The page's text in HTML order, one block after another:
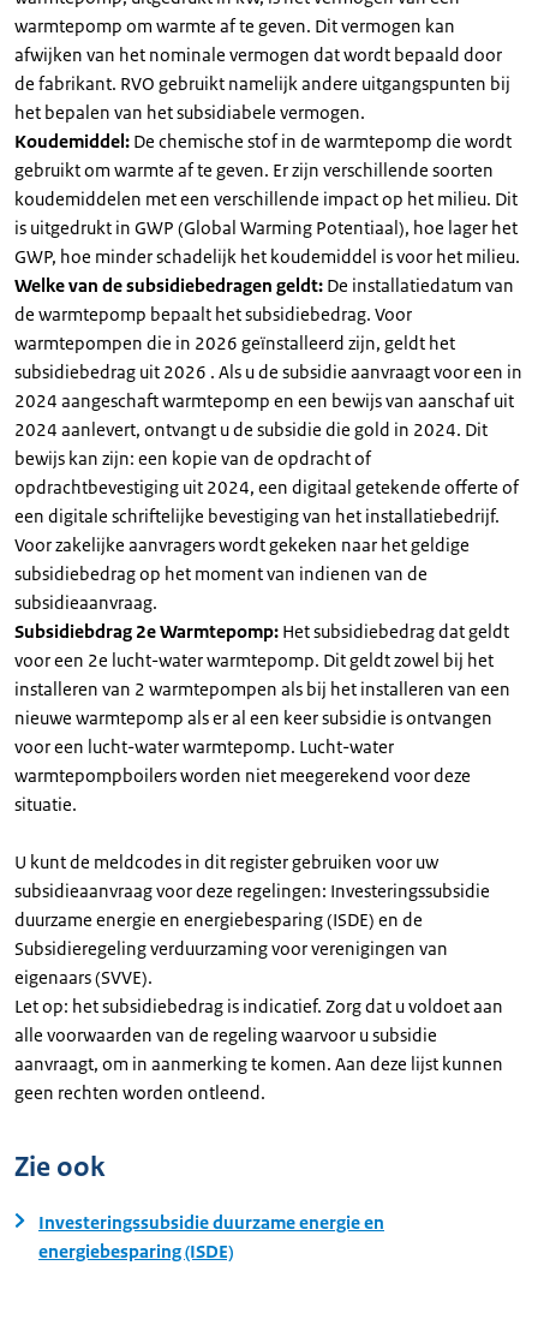
warmtepomp om warmte af te geven. Dit vermogen kan
afwijken van het nominale vermogen dat wordt bepaald door
de fabrikant. RVO gebruikt namelijk andere uitgangspunten bij
het bepalen van het subsidiabele vermogen.
Koudemiddel: De chemische stof in de warmtepomp die wordt
gebruikt om warmte af te geven. Er zijn verschillende soorten
koudemiddelen met een verschillende impact op het milieu. Dit
is uitgedrukt in GWP (Global Warming Potentiaal), hoe lager het
GWP, hoe minder schadelijk het koudemiddel is voor het milieu.
Welke van de subsidiebedragen geldt: De installatiedatum van
de warmtepomp bepaalt het subsidiebedrag. Voor
warmtepompen die in 2026 geïnstalleerd zijn, geldt het
subsidiebedrag uit 2026 . Als u de subsidie aanvraagt voor een in
2024 aangeschaft warmtepomp en een bewijs van aanschaf uit
2024 aanlevert, ontvangt u de subsidie die gold in 2024. Dit
bewijs kan zijn: een kopie van de opdracht of
opdrachtbevestiging uit 2024, een digitaal getekende offerte of
een digitale schriftelijke bevestiging van het installatiebedrijf.
Voor zakelijke aanvragers wordt gekeken naar het geldige
subsidiebedrag op het moment van indienen van de
subsidieaanvraag.
Subsidiebdrag 2e Warmtepomp: Het subsidiebedrag dat geldt
voor een 2e lucht-water warmtepomp. Dit geldt zowel bij het
installeren van 2 warmtepompen als bij het installeren van een
nieuwe warmtepomp als er al een keer subsidie is ontvangen
voor een lucht-water warmtepomp. Lucht-water
warmtepompboilers worden niet meegerekend voor deze
situatie.
U kunt de meldcodes in dit register gebruiken voor uw
subsidieaanvraag voor deze regelingen: Investeringssubsidie
duurzame energie en energiebesparing (ISDE) en de
Subsidieregeling verduurzaming voor verenigingen van
eigenaars (SVVE).
Let op: het subsidiebedrag is indicatief. Zorg dat u voldoet aan
alle voorwaarden van de regeling waarvoor u subsidie
aanvraagt, om in aanmerking te komen. Aan deze lijst kunnen
geen rechten worden ontleend.
Zie ook
Investeringssubsidie duurzame energie en
energiebesparing (ISDE)